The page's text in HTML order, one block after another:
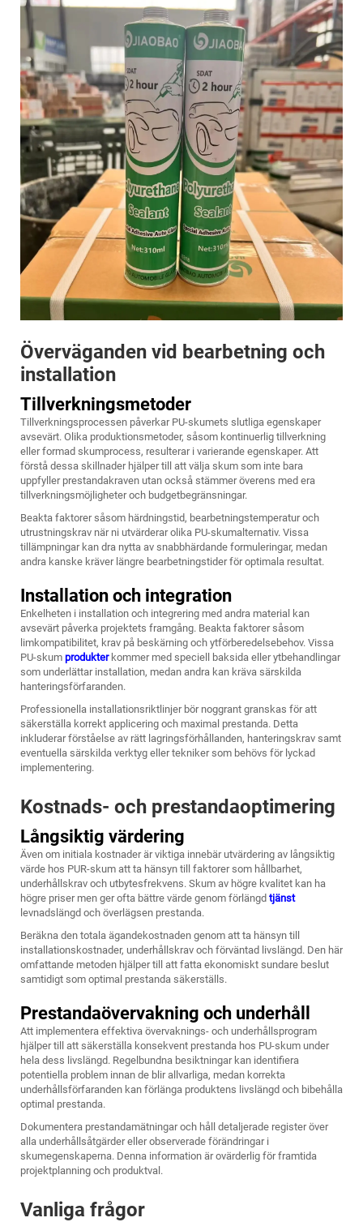
Överväganden vid bearbetning och
installation
Tillverkningsmetoder
Tillverkningsprocessen påverkar PU-skumets slutliga egenskaper
avsevärt. Olika produktionsmetoder, såsom kontinuerlig tillverkning
eller formad skumprocess, resulterar i varierande egenskaper. Att
förstå dessa skillnader hjälper till att välja skum som inte bara
uppfyller prestandakraven utan också stämmer överens med era
tillverkningsmöjligheter och budgetbegränsningar.
Beakta faktorer såsom härdningstid, bearbetningstemperatur och
utrustningskrav när ni utvärderar olika PU-skumalternativ. Vissa
tillämpningar kan dra nytta av snabbhärdande formuleringar, medan
andra kanske kräver längre bearbetningstider för optimala resultat.
Installation och integration
Enkelheten i installation och integrering med andra material kan
avsevärt påverka projektets framgång. Beakta faktorer såsom
limkompatibilitet, krav på beskärning och ytförberedelsebehov. Vissa
PU-skum produkter kommer med speciell baksida eller ytbehandlingar
som underlättar installation, medan andra kan kräva särskilda
hanteringsförfaranden.
Professionella installationsriktlinjer bör noggrant granskas för att
säkerställa korrekt applicering och maximal prestanda. Detta
inkluderar förståelse av rätt lagringsförhållanden, hanteringskrav samt
eventuella särskilda verktyg eller tekniker som behövs för lyckad
implementering.
Kostnads- och prestandaoptimering
Långsiktig värdering
Även om initiala kostnader är viktiga innebär utvärdering av långsiktig
värde hos PUR-skum att ta hänsyn till faktorer som hållbarhet,
underhållskrav och utbytesfrekvens. Skum av högre kvalitet kan ha
högre priser men ger ofta bättre värde genom förlängd tjänst
levnadslängd och överlägsen prestanda.
Beräkna den totala ägandekostnaden genom att ta hänsyn till
installationskostnader, underhållskrav och förväntad livslängd. Den här
omfattande metoden hjälper till att fatta ekonomiskt sundare beslut
samtidigt som optimal prestanda säkerställs.
Prestandaövervakning och underhåll
Att implementera effektiva övervaknings- och underhållsprogram
hjälper till att säkerställa konsekvent prestanda hos PU-skum under
hela dess livslängd. Regelbundna besiktningar kan identifiera
potentiella problem innan de blir allvarliga, medan korrekta
underhållsförfaranden kan förlänga produktens livslängd och bibehålla
optimal prestanda.
Dokumentera prestandamätningar och håll detaljerade register över
alla underhållsåtgärder eller observerade förändringar i
skumegenskaperna. Denna information är ovärderlig för framtida
projektplanning och produktval.
Vanliga frågor